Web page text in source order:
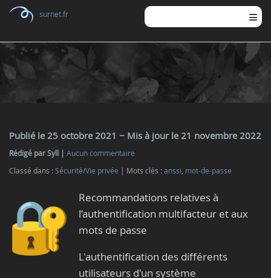
surnet.fr
Publié le 25 octobre 2021 − Mis à jour le 21 novembre 2022
Rédigé par Syll
Aucun commentaire
Classé dans : Sécurité/Vie privée Mots clés : anssi, mot-de-passe
Recommandations relatives à
l’authentification multifacteur et aux
mots de passe
L'authentification des différents
utilisateurs d'un système